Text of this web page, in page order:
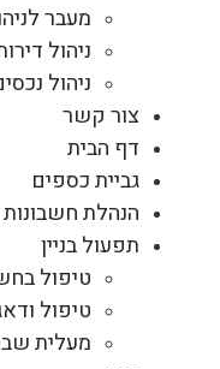
מעבר
ניהול
ניהול
צור קשר
דף הבית
גביית כספים
הנהלת חשבונות
תפעול בניין
טיפול
טיפול
מעלית